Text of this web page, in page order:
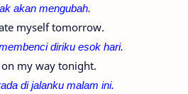
akan mengubah.
myself tomorrow.
diriku esok hari.
my way tonight.
di jalanku malam ini.